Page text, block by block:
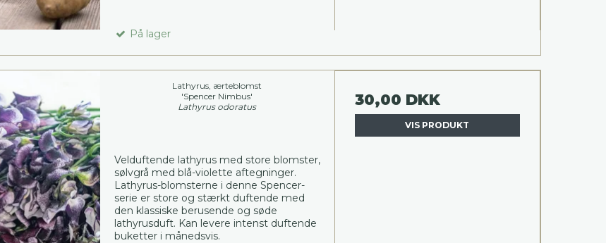
På lager
Lathyrus, ærteblomst
'Spencer Nimbus'
Lathyrus odoratus
Velduftende lathyrus med store blomster,
sølvgrå med blå-violette aftegninger.
Lathyrus-blomsterne i denne Spencer-
serie er store og stærkt duftende med
den klassiske berusende og søde
lathyrusduft. Kan levere intenst duftende
buketter i månedsvis.
30,00 DKK
VIS PRODUKT